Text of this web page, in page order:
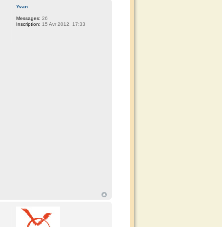
Yvan
Messages: 26
Inscription: 15 Avr 2012, 17:33